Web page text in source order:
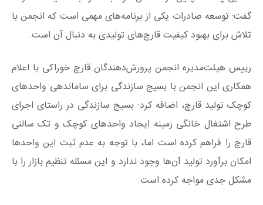
گفت: توسعه صادرات یکی از برنامه‌های مهمی است که انجمن با
تلاش برای بهبود کیفیت قارچ‌های تولیدی به دنبال آن است.
رییس هیئت‌مدیره انجمن پرورش‌دهندگان قارچ خوراکی با اعلام
همکاری این انجمن با بسیج سازندگی برای ساماندهی واحدهای
کوچک تولید قارچ، اضافه کرد: بسیج سازندگی در راستای اجرای
طرح اشتغال خانگی زمینه ایجاد واحدهای کوچک و تک سالنی
قارچ را فراهم کرده است اما، با توجه به عدم ثبت این واحدها
امکان برآورد تولید آن‌ها وجود ندارد و این مسئله تنظیم بازار را با
مشکل جدی مواجه کرده است.